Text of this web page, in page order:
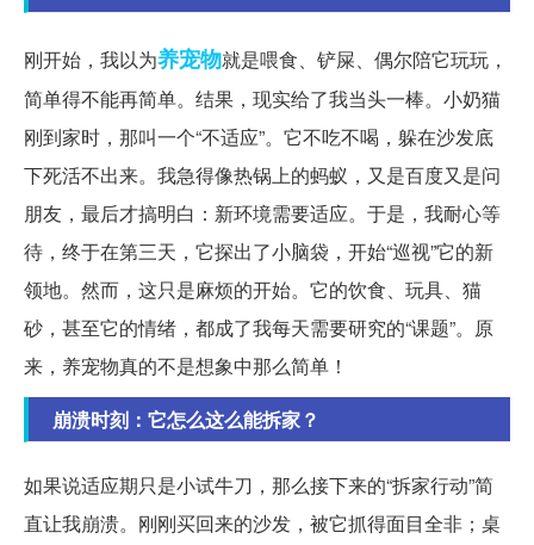
刚开始，我以为养宠物就是喂食、铲屎、偶尔陪它玩玩，
简单得不能再简单。结果，现实给了我当头一棒。小奶猫
刚到家时，那叫一个“不适应”。它不吃不喝，躲在沙发底
下死活不出来。我急得像热锅上的蚂蚁，又是百度又是问
朋友，最后才搞明白：新环境需要适应。于是，我耐心等
待，终于在第三天，它探出了小脑袋，开始“巡视”它的新
领地。然而，这只是麻烦的开始。它的饮食、玩具、猫
砂，甚至它的情绪，都成了我每天需要研究的“课题”。原
来，养宠物真的不是想象中那么简单！
崩溃时刻：它怎么这么能拆家？
如果说适应期只是小试牛刀，那么接下来的“拆家行动”简
直让我崩溃。刚刚买回来的沙发，被它抓得面目全非；桌